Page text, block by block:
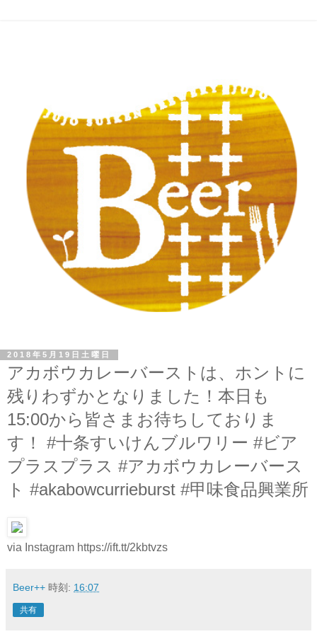
2018年5月19日土曜日
アカボウカレーバーストは、ホントに
残りわずかとなりました！本日も
15:00から皆さまお待ちしておりま
す！ #十条すいけんブルワリー #ビア
プラスプラス #アカボウカレーバース
ト #akabowcurrieburst #甲味食品興業所
via Instagram https://ift.tt/2kbtvzs
Beer++ 時刻: 16:07
共有